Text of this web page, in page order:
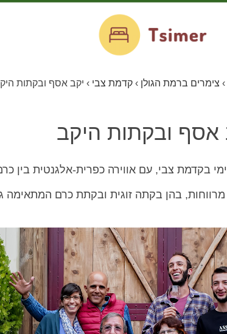
› צימרים ברמת הגולן › קדמת צבי › יקב אסף ובקתות
אסף ובקתות היקב
בקדמת צבי, עם אווירה כפרית-אלגנטית בין
בהן בקתה זוגית ובקתת כרם המתאימה